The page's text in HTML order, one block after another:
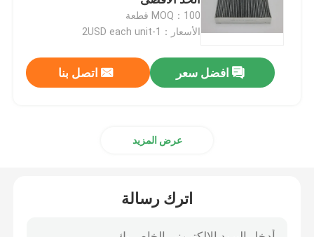
فلتر وقود السيارات
مرشحات زيت الخرطوشة
MOQ：100 قطعة
الأسعار：1-2USD each unit
افضل سعر اتصل بنا
عرض المزيد
اترك رسالة